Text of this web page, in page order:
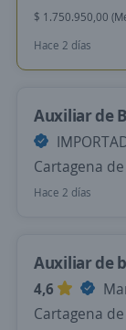
$ 1.750.950,00
Hace 2 días
Auxiliar de
Cartagena
Hace 2 días
Auxiliar de
4,6
Cartagena